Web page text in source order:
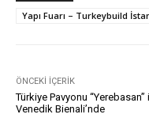
Yapı Fuarı – Turkeybuild
ÖNCEKI İÇERIK
Türkiye Pavyonu “Yerebasan”
Venedik Bienali’nde